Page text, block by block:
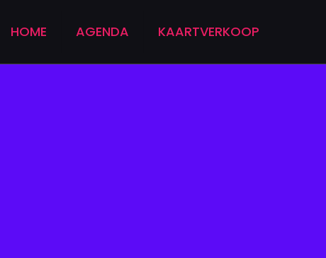
HOME AGENDA KAARTVERKOOP